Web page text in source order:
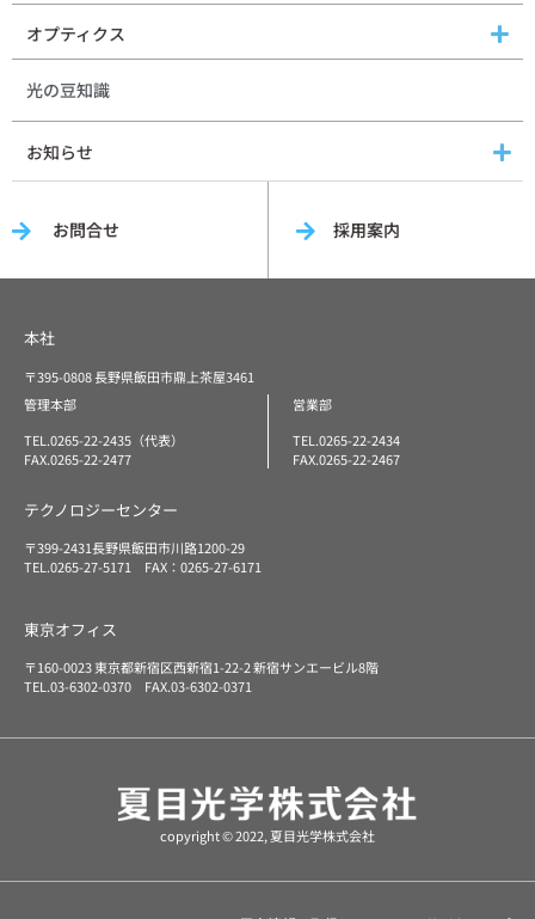
オプティクス
光の豆知識
お知らせ
お問合せ 採用案内
本社
〒395-0808 長野県飯田市鼎上茶屋3461
管理本部
TEL.0265-22-2435（代表）
FAX.0265-22-2477
営業部
TEL.0265-22-2434
FAX.0265-22-2467
テクノロジーセンター
〒399-2431長野県飯田市川路1200-29
TEL.0265-27-5171 FAX：0265-27-6171
東京オフィス
〒160-0023 東京都新宿区西新宿1-22-2 新宿サンエービル8階
TEL.03-6302-0370 FAX.03-6302-0371
copyright © 2022, 夏目光学株式会社